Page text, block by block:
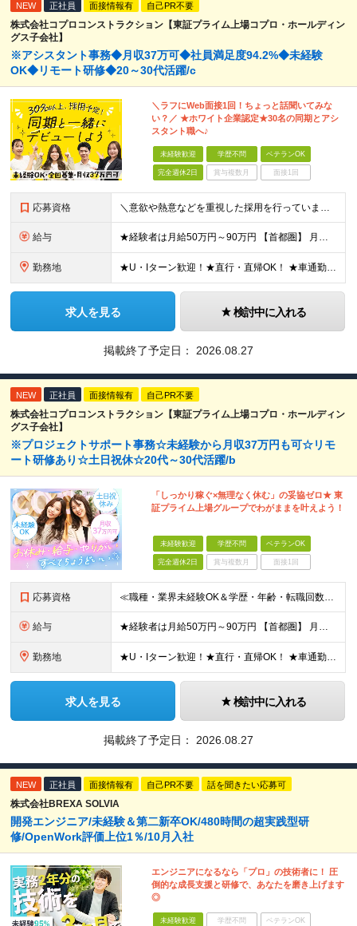
NEW 正社員 面接情報有 自己PR不要
株式会社コプロコンストラクション【東証プライム上場コプロ・ホールディン
グス子会社】
※アシスタント事務◆月収37万可◆社員満足度94.2%◆未経験
OK◆リモート研修◆20～30代活躍/c
＼ラフにWeb面接1回！ちょっと話聞いてみな
い？／ ★ホワイト企業認定★30名の同期とアシ
スタント職へ♪
未経験歓迎 学歴不問 ベテランOK
完全週休2日 賞与複数月 面接1回
応募資格 ＼意欲や熱意などを重視した採用を行っています／ ●未経験・第二新卒歓迎 ●学歴・年齢・転職回数は一切不問です！ ※新卒の方もご応募可能 （待遇・募集要項等は別途ご案内いたします） ※入社時期は柔軟に対
給与 ★経験者は月給50万円～90万円 【首都圏】 月給30万1230円〜 ⇒基本22万7000円+地域6万4230円+皆勤1万円 【群馬/栃木/茨城】 月給28万1090円〜 ⇒基本23万4000円+
勤務地 ★U・Iターン歓迎！★直行・直帰OK！ ★車通勤可能のエリアもあり！★出張なしの働き方も可能 全国47都道府県の各プロジェクト（転勤なし！勤務地に対する希望も実現可能！） 「自宅から1時間以内で通え
求人を見る 検討中に入れる
掲載終了予定日： 2026.08.27
NEW 正社員 面接情報有 自己PR不要
株式会社コプロコンストラクション【東証プライム上場コプロ・ホールディン
グス子会社】
※プロジェクトサポート事務☆未経験から月収37万円も可☆リモ
ート研修あり☆土日祝休☆20代～30代活躍/b
「しっかり稼ぐ×無理なく休む」の妥協ゼロ★ 東
証プライム上場グループでわがままを叶えよう！
未経験歓迎 学歴不問 ベテランOK
完全週休2日 賞与複数月 面接1回
応募資格 ≪職種・業界未経験OK＆学歴・年齢・転職回数不問≫ ◆第二新卒歓迎 ◆社会人経験不問 ◆資格不問 ※新卒の方もご応募可能！ （待遇・募集要項等は別途ご案内いたします） ※入社時期は柔軟に対応します！半
給与 ★経験者は月給50万円～90万円 【首都圏】 月給30万1230円〜 ⇒基本22万7000円+地域6万4230円+皆勤1万円 【群馬/栃木/茨城】 月給28万1090円〜 ⇒基本23万4000円+
勤務地 ★U・Iターン歓迎！★直行・直帰OK！ ★車通勤可能のエリアもあり！★出張なしの働き方も可能 全国47都道府県の各プロジェクト（転勤なし！勤務地に対する希望も実現可能！） 「自宅から1時間以内で通え
求人を見る 検討中に入れる
掲載終了予定日： 2026.08.27
NEW 正社員 面接情報有 自己PR不要 話を聞きたい応募可
株式会社BREXA SOLVIA
開発エンジニア/未経験＆第二新卒OK/480時間の超実践型研
修/OpenWork評価上位1％/10月入社
エンジニアになるなら「プロ」の技術者に！ 圧
倒的な成長支援と研修で、あなたを磨き上げます
◎
未経験歓迎 学歴不問 ベテランOK